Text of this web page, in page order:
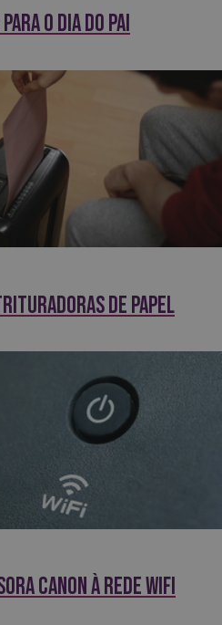
o Dia do Pai
de papel
Canon à rede wifi